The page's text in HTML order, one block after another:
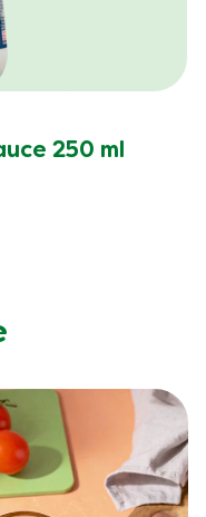
250 ml